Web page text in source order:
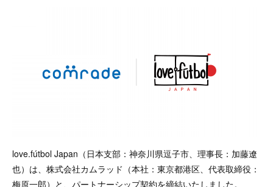
love.fútbol Japan（日本支部：神奈川県逗子市、理事長：加藤遼
也）は、株式会社カムラッド（本社：東京都港区、代表取締役：
梅原一郎）と、パートナーシップ契約を締結いたしました。